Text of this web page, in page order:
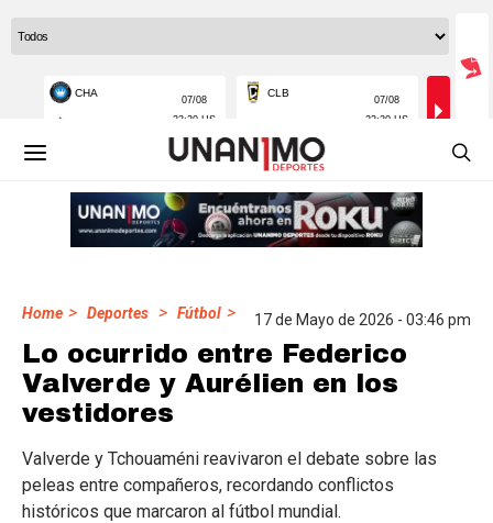
Home > Deportes > Fútbol > 17 de Mayo de 2026 - 03:46 pm
Lo ocurrido entre Federico
Valverde y Aurélien en los
vestidores
Valverde y Tchouaméni reavivaron el debate sobre las
peleas entre compañeros, recordando conflictos
históricos que marcaron al fútbol mundial.